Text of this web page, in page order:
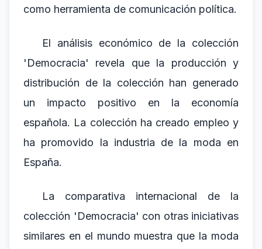
como herramienta de comunicación política.
El análisis económico de la colección
'Democracia' revela que la producción y
distribución de la colección han generado
un impacto positivo en la economía
española. La colección ha creado empleo y
ha promovido la industria de la moda en
España.
La comparativa internacional de la
colección 'Democracia' con otras iniciativas
similares en el mundo muestra que la moda